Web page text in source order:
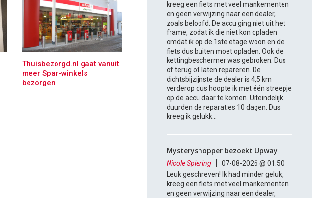
Thuisbezorgd.nl gaat vanuit
meer Spar-winkels
bezorgen
kreeg een fiets met veel mankementen
en geen verwijzing naar een dealer,
zoals beloofd. De accu ging niet uit het
frame, zodat ik die niet kon opladen
omdat ik op de 1ste etage woon en de
fiets dus buiten moet opladen. Ook de
kettingbeschermer was gebroken. Dus
of terug of laten repareren. De
dichtsbijzijnste de dealer is 4,5 km
verderop dus hoopte ik met één streepje
op de accu daar te komen. Uiteindelijk
duurden de reparaties 10 dagen. Dus
kreeg ik gelukk...
Mysteryshopper bezoekt Upway
Nicole Spiering
07-08-2026 @ 01:50
Leuk geschreven! Ik had minder geluk,
kreeg een fiets met veel mankementen
en geen verwijzing naar een dealer,